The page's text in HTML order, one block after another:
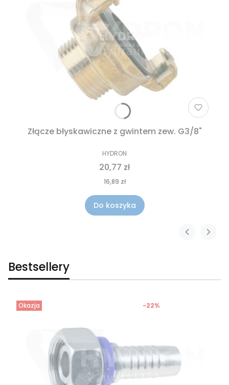
Złącze błyskawiczne z gwintem zew. G3/8"
HYDRON
20,77 zł
16,89 zł
Do koszyka
Bestsellery
Okazja -22%